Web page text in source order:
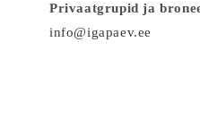
Privaatgrupid ja
info@igapaev.ee